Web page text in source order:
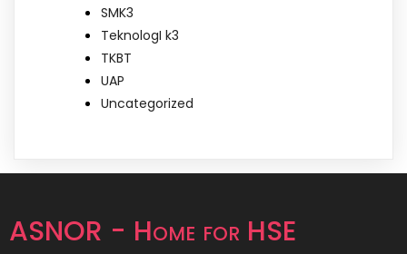
SMK3
TeknologI k3
TKBT
UAP
Uncategorized
ASNOR - Home for HSE